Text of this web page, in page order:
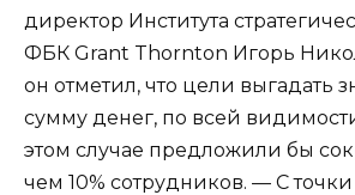
директор Института
ФБК Grant Thornton Игорь
он отметил, что цели выгадать
сумму денег, по всей
этом случае предложили бы
чем 10% сотрудников. — С